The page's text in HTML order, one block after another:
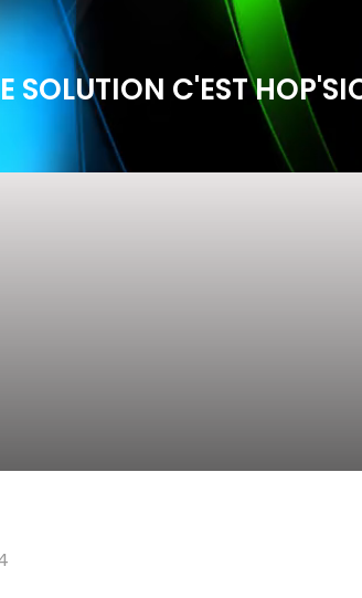
SOLUTION C'EST